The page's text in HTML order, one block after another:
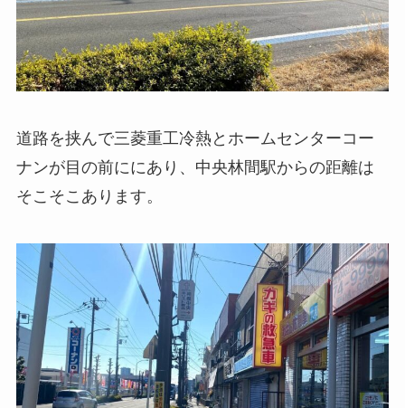
道路を挟んで三菱重工冷熱とホームセンターコー
ナンが目の前ににあり、中央林間駅からの距離は
そこそこあります。